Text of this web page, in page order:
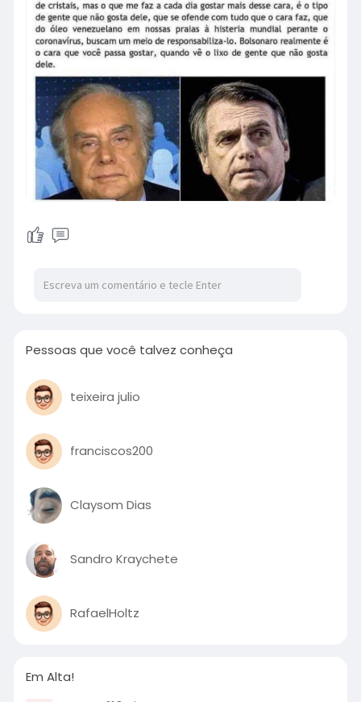
Pessoas que você talvez conheça
teixeira julio
franciscos200
Claysom Dias
Sandro Kraychete
RafaelHoltz
Em Alta!